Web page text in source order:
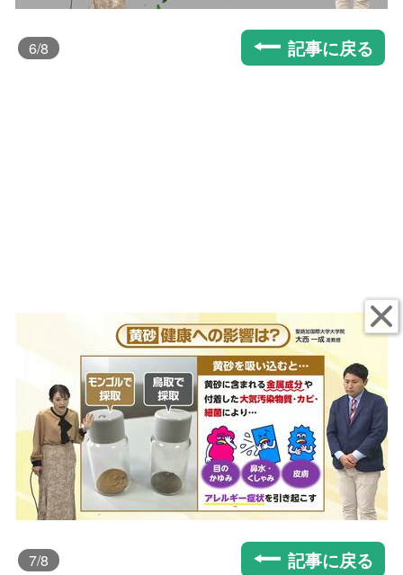
6/8 記事に戻る
7/8 記事に戻る